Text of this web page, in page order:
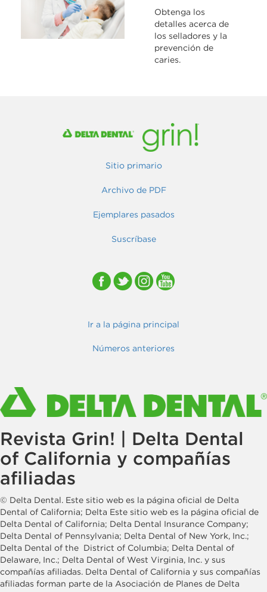
Obtenga los
detalles acerca de
los selladores y la
prevención de
caries.
Sitio primario
Archivo de PDF
Ejemplares pasados
Suscríbase
Ir a la página principal
Números anteriores
Revista Grin! | Delta Dental
of California y compañías
afiliadas
© Delta Dental. Este sitio web es la página oficial de Delta
Dental of California; Delta Este sitio web es la página oficial de
Delta Dental of California; Delta Dental Insurance Company;
Delta Dental of Pennsylvania; Delta Dental of New York, Inc.;
Delta Dental of the District of Columbia; Delta Dental of
Delaware, Inc.; Delta Dental of West Virginia, Inc. y sus
compañías afiliadas. Delta Dental of California y sus compañías
afiliadas forman parte de la Asociación de Planes de Delta